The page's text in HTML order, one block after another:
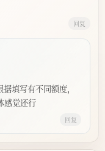
回复
填写有不同额度，
感觉还行
回复